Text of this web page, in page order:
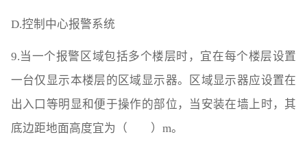
D.控制中心报警系统
9.当一个报警区域包括多个楼层时，宜在每个楼层设置
一台仅显示本楼层的区域显示器。区域显示器应设置在
出入口等明显和便于操作的部位，当安装在墙上时，其
底边距地面高度宜为（ ）m。